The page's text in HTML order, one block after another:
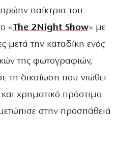
παίκτρια του
«The 2Night Show» με
μετά την καταδίκη ενός
της φωτογραφιών,
τη δικαίωση που νιώθει
χρηματικό πρόστιμο
στην προσπάθειά